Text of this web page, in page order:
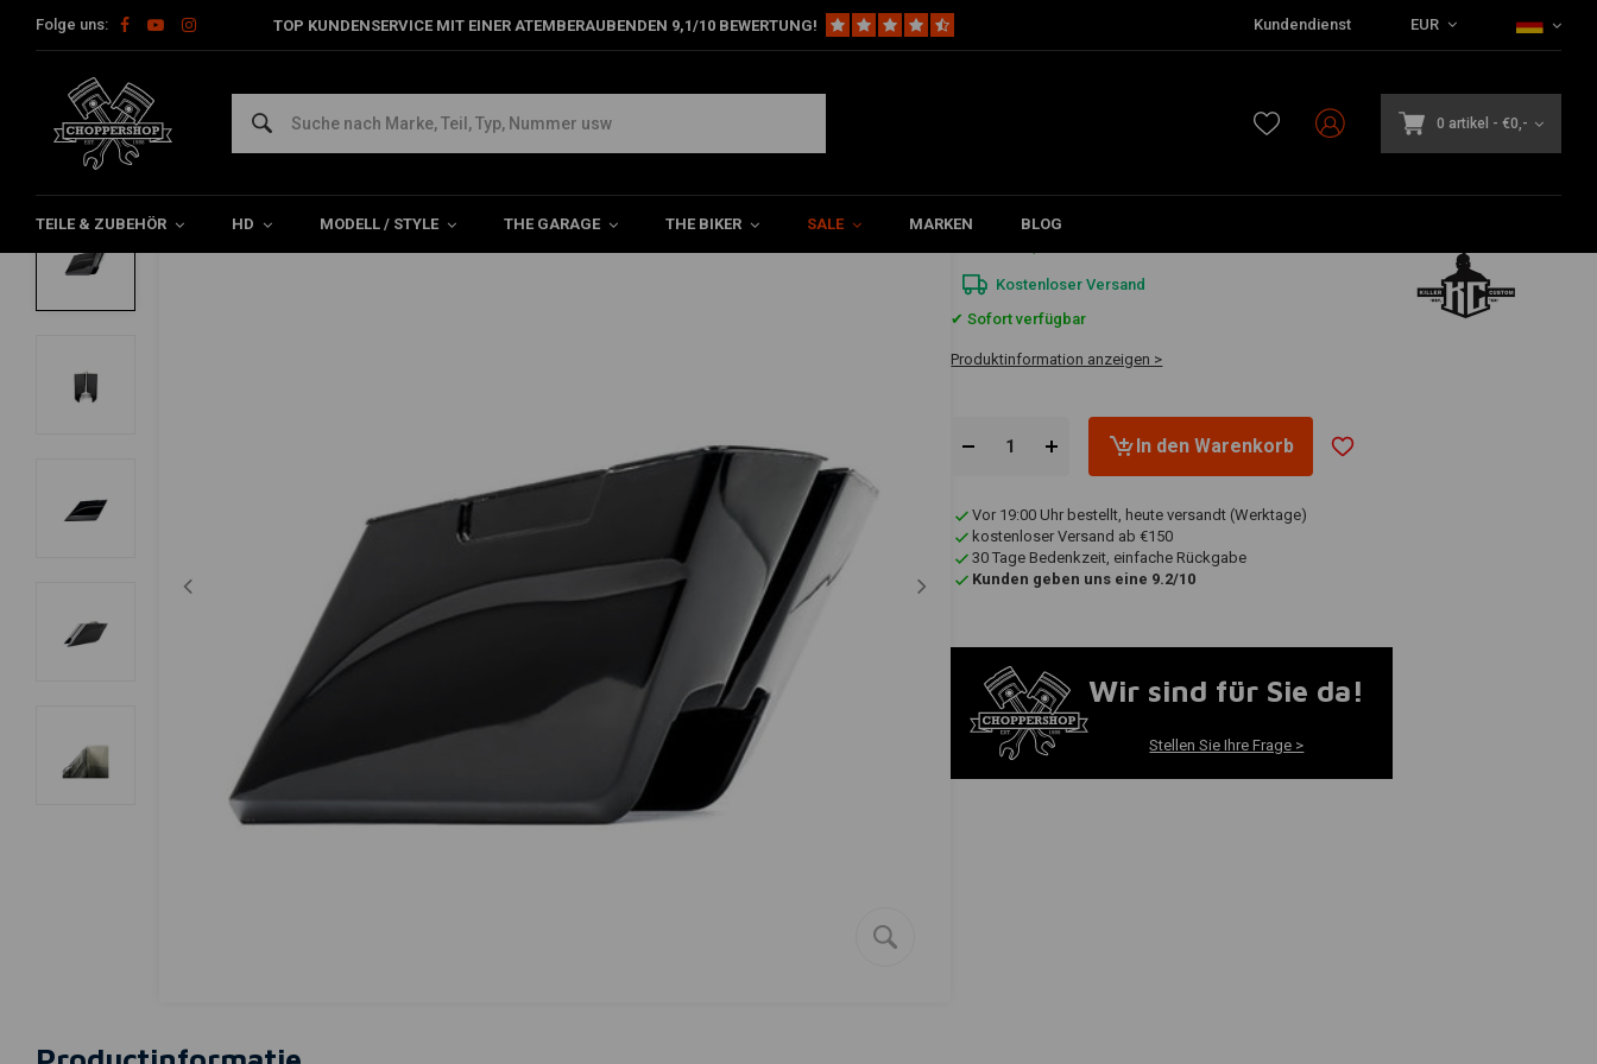
Folge uns: TOP KUNDENSERVICE MIT EINER ATEMBERAUBENDEN 9,1/10 BEWERTUNG! Kundendienst EUR
0 artikel - €0,-
TEILE & ZUBEHÖR HD MODELL / STYLE THE GARAGE THE BIKER SALE MARKEN BLOG
Home Teile & Zubehör Sattel- & Werkzeugtaschen Sattel- & Werkzeugtaschen 5" Stretch Down Extended Satteltaschen
KILLER CUSTOM
5" Stretch Down Extended Satteltaschen
€583,68
Kostenloser Versand
✔ Sofort verfügbar
Produktinformation anzeigen >
In den Warenkorb
Vor 19:00 Uhr bestellt, heute versandt (Werktage)
kostenloser Versand ab €150
30 Tage Bedenkzeit, einfache Rückgabe
Kunden geben uns eine 9.2/10
Wir sind für Sie da!
Stellen Sie Ihre Frage >